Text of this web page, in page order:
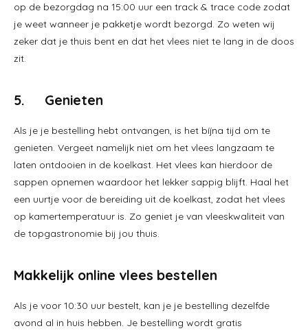
op de bezorgdag na 15:00 uur een track & trace code zodat
je weet wanneer je pakketje wordt bezorgd. Zo weten wij
zeker dat je thuis bent en dat het vlees niet te lang in de doos
zit.
5. Genieten
Als je je bestelling hebt ontvangen, is het bíjna tijd om te
genieten. Vergeet namelijk niet om het vlees langzaam te
laten ontdooien in de koelkast. Het vlees kan hierdoor de
sappen opnemen waardoor het lekker sappig blijft. Haal het
een uurtje voor de bereiding uit de koelkast, zodat het vlees
op kamertemperatuur is. Zo geniet je van vleeskwaliteit van
de topgastronomie bij jou thuis.
Makkelijk online vlees bestellen
Als je voor 10:30 uur bestelt, kan je je bestelling dezelfde
avond al in huis hebben. Je bestelling wordt gratis